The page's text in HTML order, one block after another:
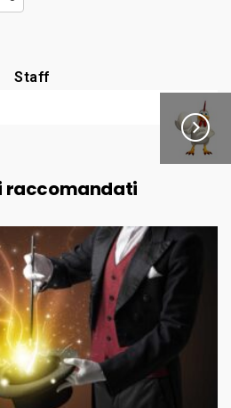
Staff
raccomandati